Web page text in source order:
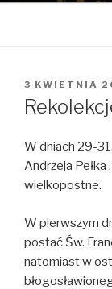
W
3 KWIETNIA
W dniach 29-
Andrzeja
wielkopostne.
W pierwszym
postać Św.
natomiast w